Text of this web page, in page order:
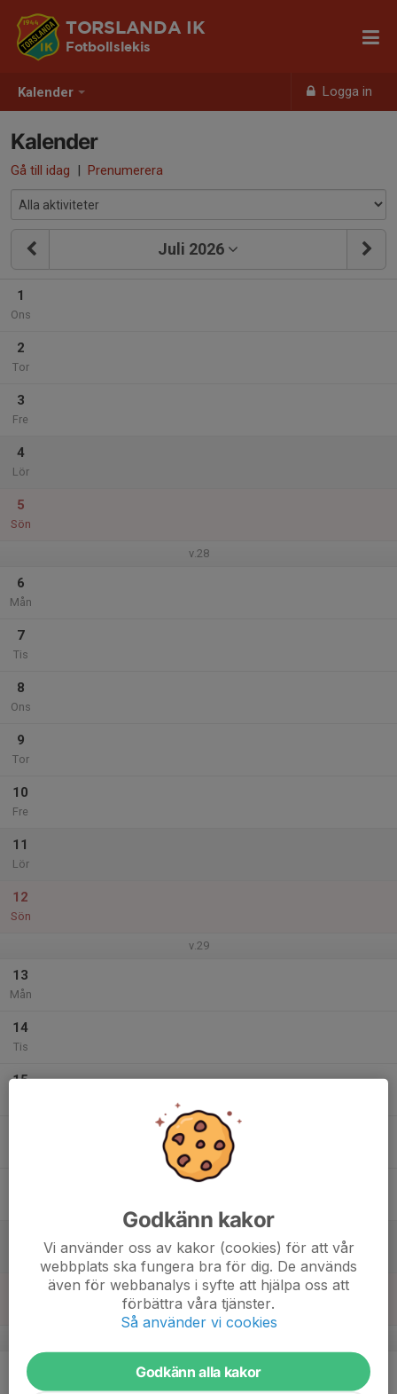
Kalender Logga in
TORSLANDA IK
Fotbollslekis
Kalender
Gå till idag | Prenumerera
Juli 2026
1
Ons
2
Tor
3
Fre
4
Lör
5
Sön
v.28
6
Mån
7
Tis
8
Ons
9
Tor
10
Fre
11
Lör
12
Sön
v.29
13
Mån
14
Tis
15
20
Mån
Godkänn kakor
Vi använder oss av kakor (cookies) för att vår
webbplats ska fungera bra för dig. De används
även för webbanalys i syfte att hjälpa oss att
förbättra våra tjänster.
Så använder vi cookies
Godkänn alla kakor